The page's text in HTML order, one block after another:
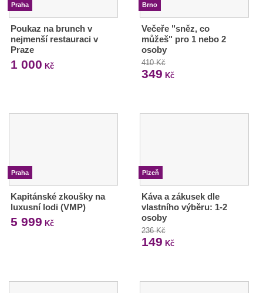
Praha
Poukaz na brunch v
nejmenší restauraci v
Praze
1 000 Kč
Brno
Večeře "sněz, co
můžeš" pro 1 nebo 2
osoby
410 Kč
349 Kč
Praha
Kapitánské zkoušky na
luxusní lodi (VMP)
5 999 Kč
Plzeň
Káva a zákusek dle
vlastního výběru: 1-2
osoby
236 Kč
149 Kč